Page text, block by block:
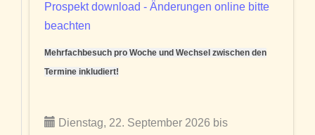
Prospekt download - Änderungen online bitte
beachten
Mehrfachbesuch pro Woche und Wechsel zwischen den
Termine inkludiert!
Dienstag, 22. September 2026 bis